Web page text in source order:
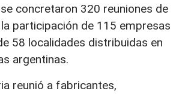
concretaron 320 reuniones de
participación de 115 empresas
58 localidades distribuidas en
argentinas.
reunió a fabricantes,